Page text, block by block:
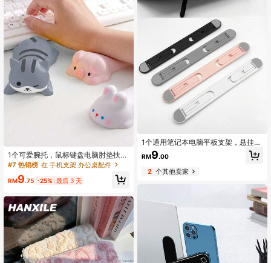
1个可爱腕托，鼠标键盘电脑肘垫扶
手，适用于办公桌，符合人体工学，
鼠标垫，图案可选猫、猪、狗、兔
游戏鼠标垫，办公桌配件，鼠标垫。
#7 热销榜 在 手机支架 办公桌配件
RM9.75 -25% 最后 3 天
1个通用笔记本电脑平板支架，悬挂式
塑料折叠便携支架，轻松增高并散热
RM9.00
2个其他卖家